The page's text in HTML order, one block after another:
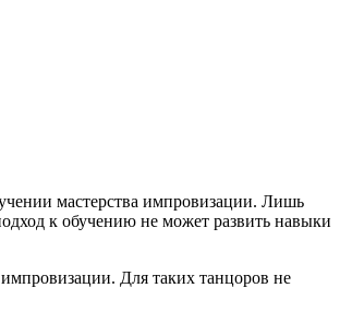
мастерства импровизации. Лишь
к обучению не может развить навыки
Для таких танцоров не